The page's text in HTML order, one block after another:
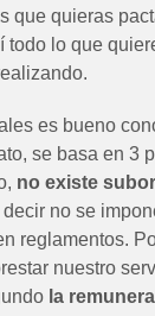
que quieras
todo lo que
es bueno
se basa en 3
no existe
decir no se
reglamentos.
nuestro
la